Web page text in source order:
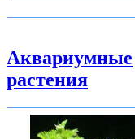
Аквариумные
растения